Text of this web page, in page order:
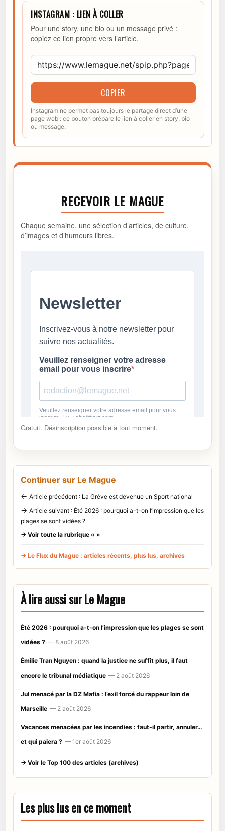
INSTAGRAM : LIEN À COLLER
Pour une story, une bio ou un message privé :
copiez ce lien propre vers l’article.
COPIER
Instagram ne permet pas toujours le partage direct d’une
page web : ce bouton prépare le lien à coller en story, bio
ou message.
RECEVOIR LE MAGUE
Chaque semaine, une sélection d’articles, de culture,
d’images et d’humeurs libres.
Gratuit. Désinscription possible à tout moment.
Continuer sur Le Mague
← Article précédent : La Grève est devenue un Sport national
→ Article suivant : Été 2026 : pourquoi a-t-on l’impression que les
plages se sont vidées ?
→ Voir toute la rubrique « »
→ Le Flux du Mague : articles récents, plus lus, archives
À lire aussi sur Le Mague
Été 2026 : pourquoi a-t-on l’impression que les plages se sont
vidées ? — 8 août 2026
Émilie Tran Nguyen : quand la justice ne suffit plus, il faut
encore le tribunal médiatique — 2 août 2026
Jul menacé par la DZ Mafia : l’exil forcé du rappeur loin de
Marseille — 2 août 2026
Vacances menacées par les incendies : faut-il partir, annuler…
et qui paiera ? — 1er août 2026
→ Voir le Top 100 des articles (archives)
Les plus lus en ce moment